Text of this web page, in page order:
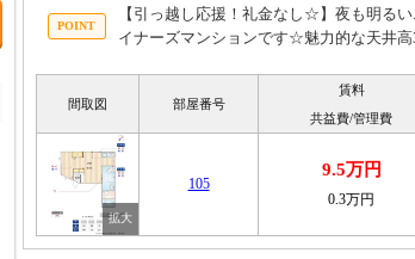
【引っ越し応援！礼金なし☆】夜も明る
イナーズマンションです☆魅力的な天井
間取図 部屋番号
賃料
共益費/管理費
105
9.5万円
0.3万円